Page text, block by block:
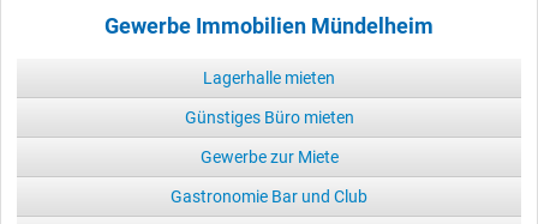
Gewerbe Immobilien Mündelheim
Lagerhalle mieten
Günstiges Büro mieten
Gewerbe zur Miete
Gastronomie Bar und Club